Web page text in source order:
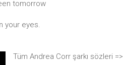
tomorrow
your eyes.
Tüm Andrea Corr şarkı sözleri =>